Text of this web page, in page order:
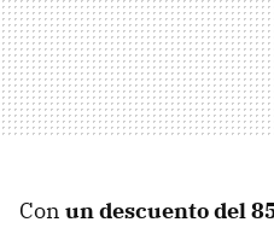
Con un descuento del